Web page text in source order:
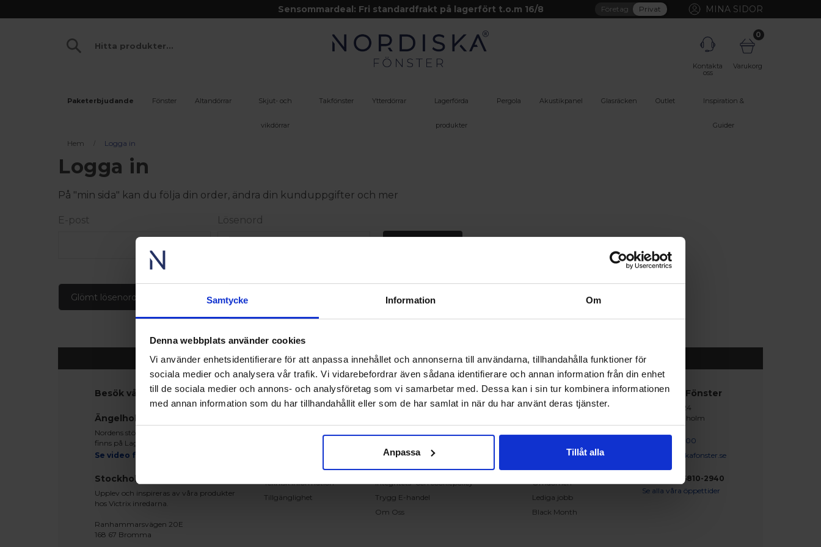
Samtycke Information Om
Denna webbplats använder cookies
Vi använder enhetsidentifierare för att anpassa innehållet och annonserna till användarna, tillhandahålla funktioner för
sociala medier och analysera vår trafik. Vi vidarebefordrar även sådana identifierare och annan information från din enhet
till de sociala medier och annons- och analysföretag som vi samarbetar med. Dessa kan i sin tur kombinera informationen
med annan information som du har tillhandahållit eller som de har samlat in när du har använt deras tjänster.
Anpassa Tillåt alla
Sensommardeal: Fri standardfrakt på lagerfört t.o.m 16/8 Företag Privat MINA SIDOR
Kontakta
oss
0
Varukorg
Paketerbjudande Fönster Altandörrar Skjut- och
vikdörrar
Takfönster Ytterdörrar Lagerförda
produkter
Pergola Akustikpanel Glasräcken Outlet Inspiration &
Guider
Hem Logga in
Logga in
På "min sida" kan du följa din order, ändra din kunduppgifter och mer
E-post Lösenord
Glömt lösenord Skapa konto
RING OSS PÅ 0431 - 37 14 00
Besök våra utställningar
Ängelholm
Nordens största fönsterutställning
finns på Lagegatan 24 i Ängelholm
Se video från vårt showroom
Stockholm
Upplev och inspireras av våra produkter
hos Victrix inredarna.
Ranhammarsvägen 20E
168 67 Bromma
Kundservice
Kontakta oss
Beställning och offert
Monteringsanvisningar
Teknisk information
Tillgänglighet
Handla på Nordiska Fönster
Köpvillkor
Om ditt köp
Betalnings & leveransvillkor
Ångerrätt & återbetalning
Garantier
Integritets- och cookiepolicy
Trygg E-handel
Om Oss
Snabblänkar
Monterat och klart
Inspiration
Vanliga frågor och svar
Återförsäljare
Omdömen
Lediga jobb
Black Month
Nordiska Fönster
Lagegatan 24
262 71 Ängelholm
0431 - 37 14 00
info@nordiskafonster.se
Org Nr: 556810-2940
Se alla våra öppettider